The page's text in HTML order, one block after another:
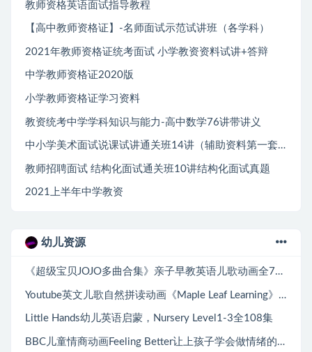
教师资格英语面试指导教程
【高中教师资格证】-名师面试示范试讲班（各学科）
2021年教师资格证统考面试 小学教资资料试讲+答辩
中学教师资格证2020版
小学教师资格证学习资料
教资统考中学学科知识与能力-高中数学76讲带讲义
中小学美术面试说课试讲通关班14讲（辅助资料第一套）
教师招聘面试 结构化面试通关班10讲结构化面试真题
2021上半年中学教资
幼儿资源
《超级宝贝JOJO多曲合集》亲子早教英语儿歌动画全79集
Youtube英文儿歌自然拼读动画《Maple Leaf Learning》全410集
Little Hands幼儿英语启蒙，Nursery Level1-3全108集
BBC儿童情商动画Feeling Better让上孩子学会做情绪的主人，第一季全25集